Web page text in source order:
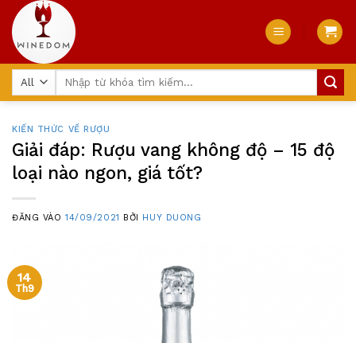
Skip
content
KIẾN THỨC VỀ RƯỢU
Giải đáp: Rượu vang không độ – 15 độ
loại nào ngon, giá tốt?
ĐĂNG VÀO14/09/2021 BỞI HUY DUONG
14
Th9